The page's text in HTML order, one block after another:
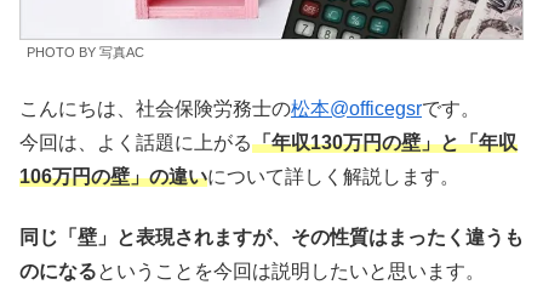
PHOTO BY 写真AC
こんにちは、社会保険労務士の松本@officegsrです。
今回は、よく話題に上がる「年収130万円の壁」と「年収
106万円の壁」の違いについて詳しく解説します。
同じ「壁」と表現されますが、その性質はまったく違うも
のになるということを今回は説明したいと思います。